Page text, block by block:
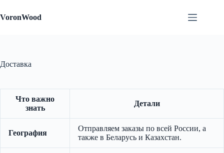
к
сути
VoronWood
Доставка
Что важно
знать
Детали
География
Отправляем заказы по всей России, а
также в Беларусь и Казахстан.